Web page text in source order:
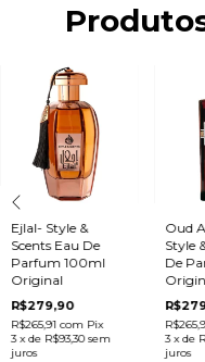
Ejlal- Style &
Scents Eau De
Parfum 100ml
Original
R$279,90
R$265,91 com Pix
3 x de R$93,30 sem
juros
Oud
Style
De
3 x de
juros